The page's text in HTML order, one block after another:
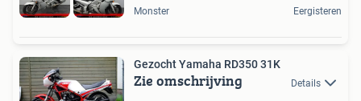
Monster Eergisteren
Gezocht Yamaha RD350 31K
Zie omschrijving Details